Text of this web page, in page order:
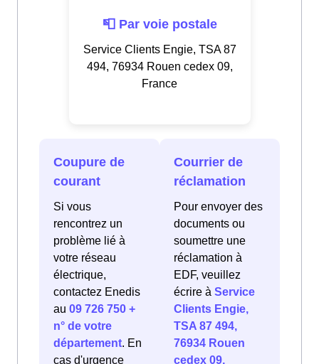
📮 Par voie postale
Service Clients Engie, TSA 87
494, 76934 Rouen cedex 09,
France
Coupure de
courant
Si vous
rencontrez un
problème lié à
votre réseau
électrique,
contactez Enedis
au 09 726 750 +
n° de votre
département. En
cas d'urgence
Courrier de
réclamation
Pour envoyer des
documents ou
soumettre une
réclamation à
EDF, veuillez
écrire à Service
Clients Engie,
TSA 87 494,
76934 Rouen
cedex 09,